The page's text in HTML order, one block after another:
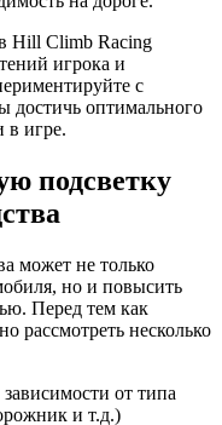
Hill Climb Racing
игрока и
с
достичь оптимального
в игре.
подсветку
может не только
но и повысить
Перед тем как
рассмотреть несколько
от типа
и т.д.)